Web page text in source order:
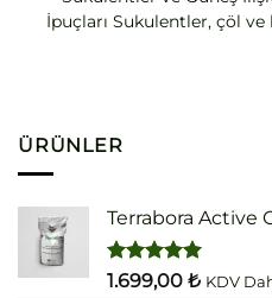
İpuçları Sukulentler, çöl
ÜRÜNLER
Terrabora Active
5 üzerinden
1.699,00 ₺ KDV